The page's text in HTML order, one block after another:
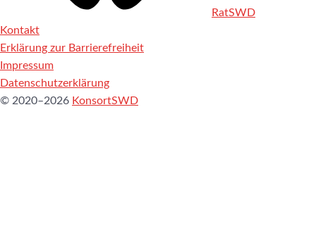
RatSWD
Kontakt
Erklärung zur Barrierefreiheit
Impressum
Datenschutzerklärung
© 2020–2026 KonsortSWD